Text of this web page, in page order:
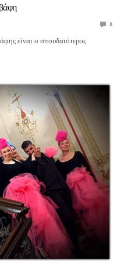
0
είναι ο σπουδαιότερος